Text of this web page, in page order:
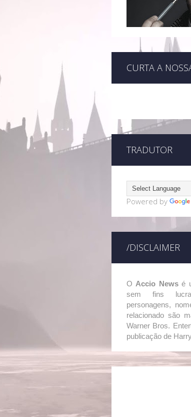
CURTA A
TRADUTOR
Powered by
/DISCLAIMER
O Accio Newsé
sem fins
personagens,
relacionado são
Warner Bros.
publicação de